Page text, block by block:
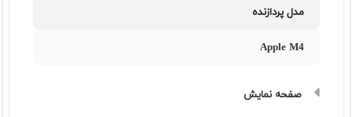
مدل پردازنده
Apple M4
صفحه نمایش